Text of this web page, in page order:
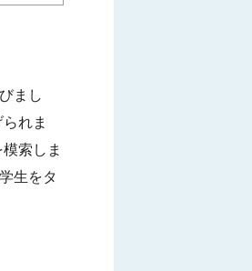
まし
れま
索しま
生をタ